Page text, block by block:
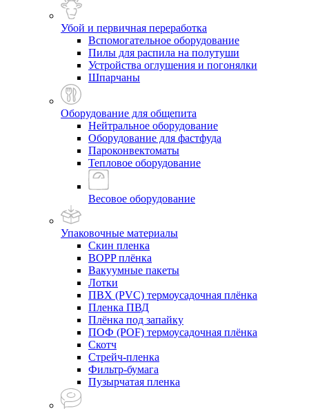
Убой и первичная переработка
Вспомогательное оборудование
Пилы для распила на полутуши
Устройства оглушения и погонялки
Шпарчаны
Оборудование для общепита
Нейтральное оборудование
Оборудование для фастфуда
Пароконвектоматы
Тепловое оборудование
Весовое оборудование
Упаковочные материалы
Скин пленка
BOPP плёнка
Вакуумные пакеты
Лотки
ПВХ (PVC) термоусадочная плёнка
Пленка ПВД
Плёнка под запайку
ПОФ (POF) термоусадочная плёнка
Скотч
Стрейч-пленка
Фильтр-бумага
Пузырчатая пленка